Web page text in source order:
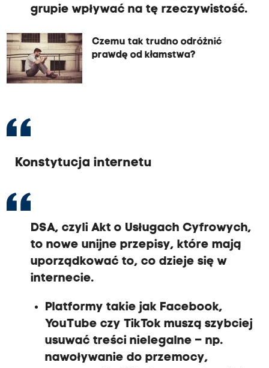
grupie wpływać na tę rzeczywistość.
Czemu tak trudno odróżnić
prawdę od kłamstwa?
Konstytucja internetu
DSA, czyli Akt o Usługach Cyfrowych,
to nowe unijne przepisy, które mają
uporządkować to, co dzieje się w
internecie.
Platformy takie jak Facebook,
YouTube czy TikTok muszą szybciej
usuwać treści nielegalne – np.
nawoływanie do przemocy,